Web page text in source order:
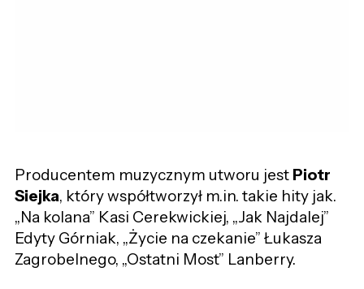
Producentem muzycznym utworu jest Piotr
Siejka, który współtworzył m.in. takie hity jak.
„Na kolana” Kasi Cerekwickiej, „Jak Najdalej”
Edyty Górniak, „Życie na czekanie” Łukasza
Zagrobelnego, „Ostatni Most” Lanberry.